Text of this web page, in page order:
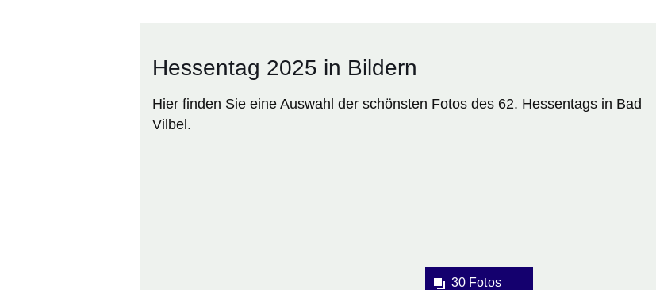
Hessentag 2025 in Bildern
Hier finden Sie eine Auswahl der schönsten Fotos des 62. Hessentags in Bad
Vilbel.
30 Fotos